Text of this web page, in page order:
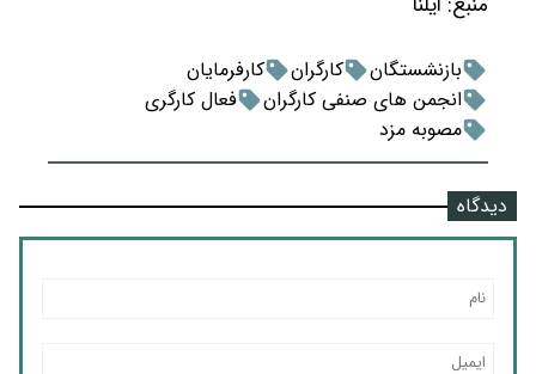
بازنشستگان کارگران
کارفرمایان
انجمن های صنفی کارگران
فعال کارگری
مصوبه مزد
دیدگاه